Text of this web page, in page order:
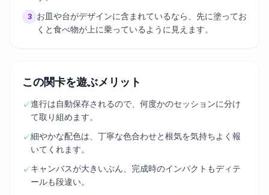
3
お皿や台がデザインに含まれているなら、先に塗ってお
くと食べ物が上に乗っているように見えます。
この関卡を遊ぶメリット
✓進行は自動保存されるので、何度かのセッションに分け
て取り組めます。
✓細やかな配色は、丁寧な色合わせと根気を気持ちよく報
いてくれます。
✓キャンバスが大きいぶん、完成時のインパクトもディテ
ールも段違い。